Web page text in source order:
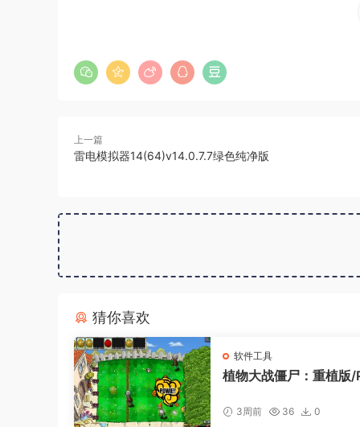
上一篇
雷电模拟器14(64)v14.0.7.7绿色纯净版
猜你喜欢
软件工具
植物大战僵尸：重植版
3周前 36 0